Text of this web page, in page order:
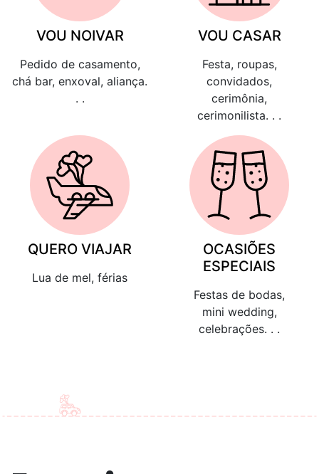
VOU NOIVAR
Pedido de casamento,
chá bar, enxoval, aliança.
. .
VOU CASAR
Festa, roupas,
convidados,
cerimônia,
cerimonilista. . .
QUERO VIAJAR
Lua de mel, férias
OCASIÕES
ESPECIAIS
Festas de bodas,
mini wedding,
celebrações. . .